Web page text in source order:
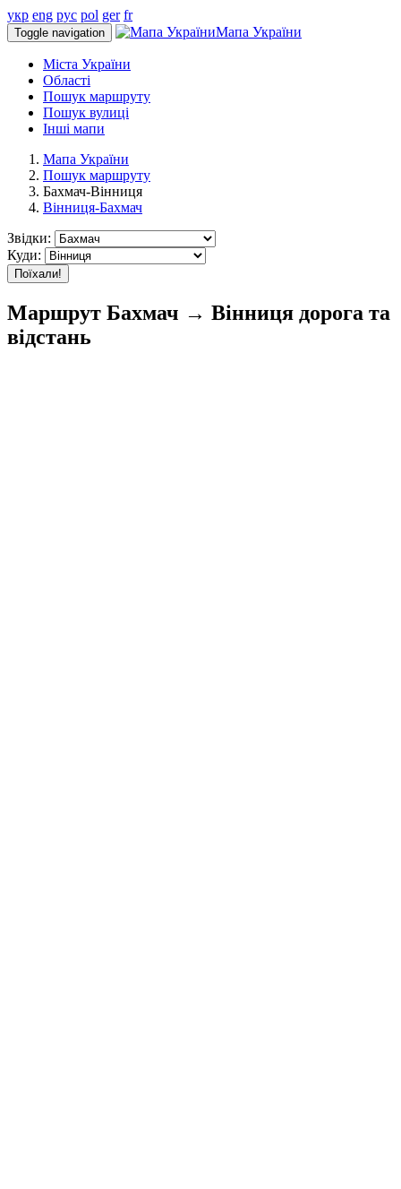
укр eng рус pol ger fr
Toggle navigation Мапа України
Міста України
Області
Пошук маршруту
Пошук вулиці
Інші мапи
Мапа України
Пошук маршруту
Бахмач-Вінниця
Вінниця-Бахмач
Звідки:
Куди:
Поїхали!
Маршрут Бахмач → Вінниця дорога та
відстань